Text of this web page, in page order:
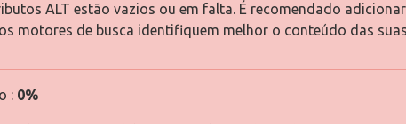
ALT estão vazios ou em falta. É recomendado
motores de busca identifiquem melhor o conteúdo das
: 0%